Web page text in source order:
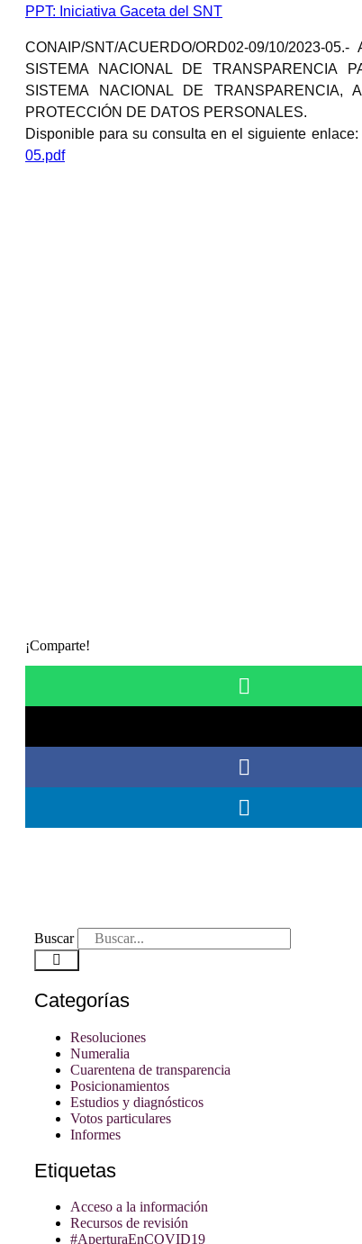
PPT: Iniciativa Gaceta del SNT
CONAIP/SNT/ACUERDO/ORD02-09/10/2023-
SISTEMA NACIONAL DE TRANSPARENCIA
SISTEMA NACIONAL DE TRANSPARENCIA,
PROTECCIÓN DE DATOS PERSONALES.
Disponible para su consulta en el siguiente enlace:
05.pdf
¡Comparte!
Buscar
Categorías
Resoluciones
Numeralia
Cuarentena de transparencia
Posicionamientos
Estudios y diagnósticos
Votos particulares
Informes
Etiquetas
Acceso a la información
Recursos de revisión
#AperturaEnCOVID19